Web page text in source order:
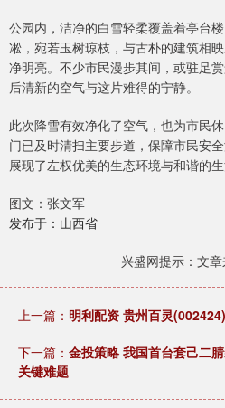
公园内，洁净的白雪轻柔覆盖着亭台
凇，宛若玉树琼枝，与古朴的建筑相
净明亮。不少市民漫步其间，或驻足
后清新的空气与这片难得的宁静。
此次降雪有效净化了空气，也为市民
门已及时清扫主要步道，保障市民安
展现了左权优美的生态环境与和谐的生
图文：张文军
发布于：山西省
兴盛网提示：文章
上一篇： 明利配资 贵州百灵
下一篇： 金投策略 我国首台套己二
关键难题